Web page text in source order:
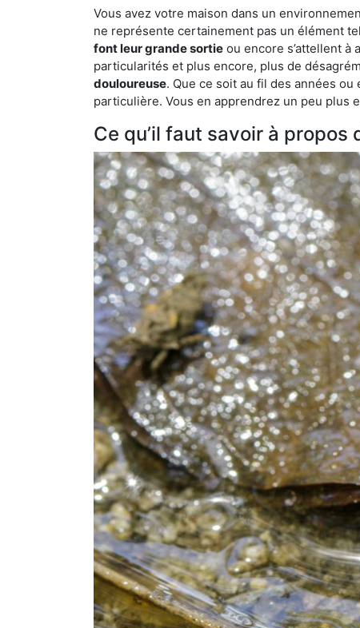
Vous avez votre maison dans un
ne représente certainement pas un élément
font leur grande sortie ou encore s’attellent
particularités et plus encore, plus de
douloureuse. Que ce soit au fil des années
particulière. Vous en apprendrez un peu plus
Ce qu’il faut savoir à